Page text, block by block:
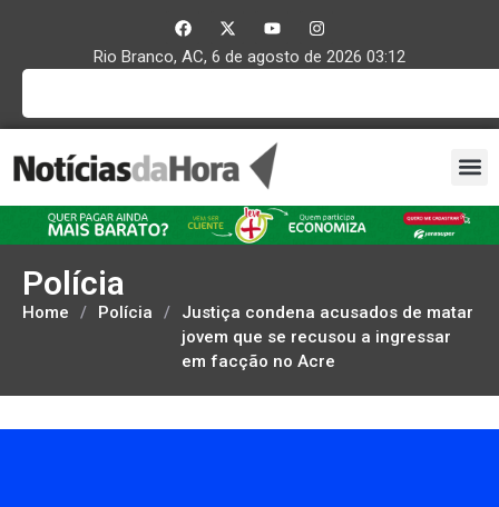
Rio Branco, AC, 6 de agosto de 2026 03:12
Polícia
Home / Polícia /
Justiça condena acusados de matar
jovem que se recusou a ingressar
em facção no Acre